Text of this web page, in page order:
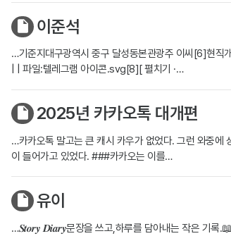
이준석
…기준지대구광역시 중구 달성동본관광주 이씨[6]현직
| | 파일:텔레그램 아이콘.svg[8][ 펼치기 ·…
2025년 카카오톡 대개편
…카카오톡 말고는 큰 캐시 카우가 없었다. 그런 와중에
이 들어가고 있었다. ###카카오는 이를…
유이
…𝑺𝒕𝒐𝒓𝒚 𝑫𝒊𝒂𝒓𝒚문장을 쓰고,하루를 담아내는 작